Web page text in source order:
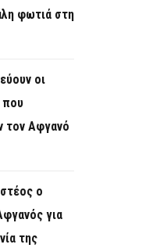
φωτιά στη
οι
που
τον Αφγανό
ο
για
της